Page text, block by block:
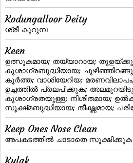
Kodungalloor Deity
ശ്രീ കുറുമ്പ
Keen
ഉത്സുകമായ; തയ്യാറായ;
കുശാഗ്രബുദ്ധിയായ;
കൂര്‍ത്ത; വാശിയേറിയ;
ഉച്ചത്തില്‍ പ്രലപിക്കുക;
കുശാഗ്രതയുള്ള; നിശിതമായ;
സൂക്ഷ്‌മബുദ്ധിയായ; തീക്ഷ്ണമായ;
Keep Ones Nose Clean
അപകടത്തില്‍ ചാടാതെ സൂക്ഷിക്കുക
Kulak